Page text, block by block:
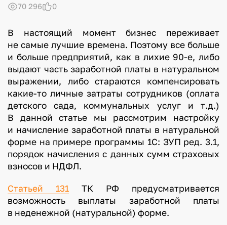
70 296 0
В настоящий момент бизнес переживает
не самые лучшие времена. Поэтому все больше
и больше предприятий, как в лихие 90-е, либо
выдают часть заработной платы в натуральном
выражении, либо стараются компенсировать
какие-то личные затраты сотрудников (оплата
детского сада, коммунальных услуг и т.д.)
В данной статье мы рассмотрим настройку
и начисление заработной платы в натуральной
форме на примере программы 1С: ЗУП ред. 3.1,
порядок начисления с данных сумм страховых
взносов и НДФЛ.
Статьей 131ТК РФ предусматривается
возможность выплаты заработной платы
в неденежной (натуральной) форме.